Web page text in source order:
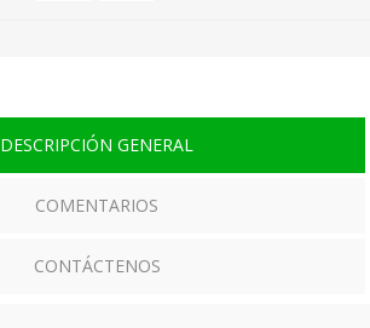
DESCRIPCIÓN GENERAL
COMENTARIOS
CONTÁCTENOS